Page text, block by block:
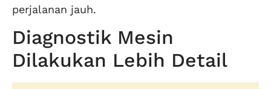
perjalanan jauh.
Diagnostik Mesin
Dilakukan Lebih Detail